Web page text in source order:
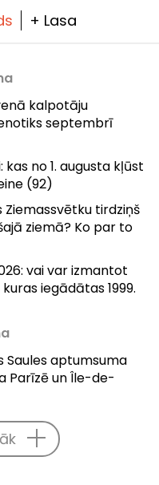
+ Lasa
kalpotāju
septembrī
no 1. augusta kļūst
(92)
tirdziņš
ziemā? Ko par to
vai var izmantot
iegādātas 1999.
Saules aptumsuma
Parīzē un Île-de-